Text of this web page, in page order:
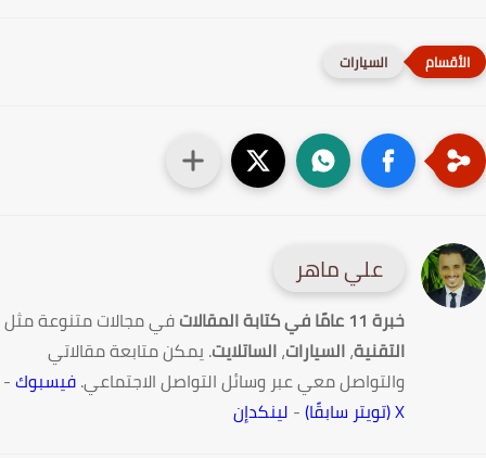
السيارات
علي ماهر
خبرة 11 عامًا في كتابة المقالات
في مجالات متنوعة مثل
التقنية،السيارات،الساتلايت. يمكن متابعة مقالاتي
والتواصل معي عبر وسائل التواصل الاجتماعي.فيسبوك-
-لينكدإن